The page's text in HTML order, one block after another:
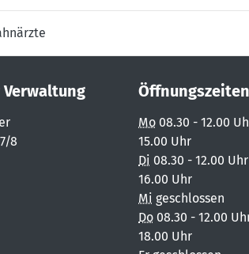
8
Öffnungszeiten
Mo 08.30 - 12.00
15.00 Uhr
Di 08.30 - 12.00
16.00 Uhr
Mi geschlossen
Do 08.30 - 12.00
18.00 Uhr